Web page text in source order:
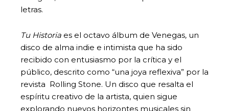
letras.
Tu Historia es el octavo álbum de Venegas, un
disco de alma indie e intimista que ha sido
recibido con entusiasmo por la crítica y el
público, descrito como “una joya reflexiva” por la
revista Rolling Stone. Un disco que resalta el
espíritu creativo de la artista, quien sigue
explorando nuevos horizontes musicales sin